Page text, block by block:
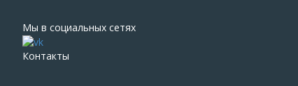
Мы в социальных сетях
Контакты